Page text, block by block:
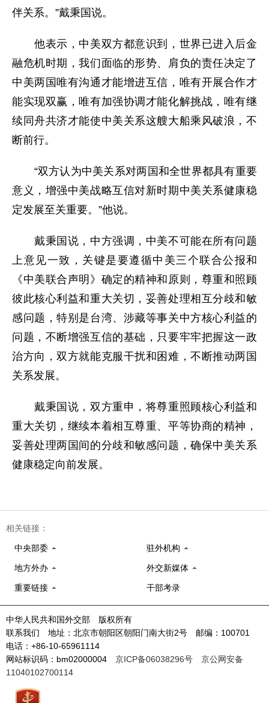
伴关系。”戴秉国说。
他表示，中美双方都意识到，世界已进入后金
融危机时期，我们面临的形势、肩负的责任决定了
中美两国唯有沟通才能增进互信，唯有开展合作才
能实现双赢，唯有加强协调才能化解挑战，唯有继
续同舟共济才能使中美关系这艘大船乘风破浪，不
断前行。
“双方认为中美关系对两国和全世界都具有重要
意义，增强中美战略互信对新时期中美关系健康稳
定发展至关重要。”他说。
戴秉国说，中方强调，中美不可能在所有问题
上意见一致，关键是要遵循中美三个联合公报和
《中美联合声明》确定的精神和原则，尊重和照顾
彼此核心利益和重大关切，妥善处理相互分歧和敏
感问题，特别是台湾、涉藏等事关中方核心利益的
问题，不断增强互信的基础，只要牢牢把握这一政
治方向，双方就能克服干扰和困难，不断推动两国
关系发展。
戴秉国说，双方重申，将尊重照顾核心利益和
重大关切，继续本着相互尊重、平等协商的精神，
妥善处理两国间的分歧和敏感问题，确保中美关系
健康稳定向前发展。
相关链接：
中央部委 驻外机构
地方外办 外交新媒体
重要链接 干部考录
中华人民共和国外交部 版权所有
联系我们 地址：北京市朝阳区朝阳门南大街2号 邮编：100701
电话：+86-10-65961114
网站标识码：bm02000004 京ICP备06038296号
京公网安备
11040102700114